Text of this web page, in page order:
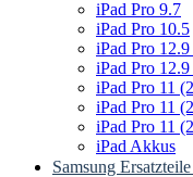
iPad Pro 9.7
iPad Pro 10.5
iPad Pro
iPad Pro
iPad Pro 11
iPad Pro 11
iPad Pro 11
iPad Akkus
Samsung Ersatzteile